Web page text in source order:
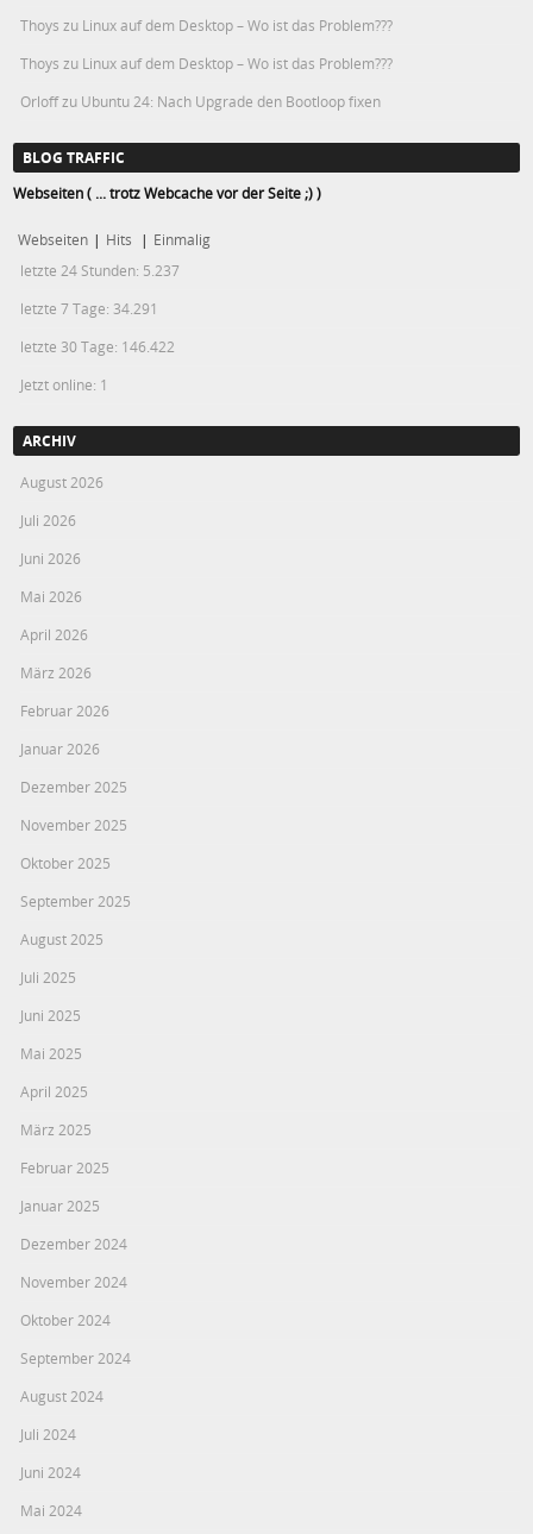
Thoys zu Linux auf dem Desktop – Wo ist das Problem???
Thoys zu Linux auf dem Desktop – Wo ist das Problem???
Orloffzu Ubuntu 24: Nach Upgrade den Bootloop fixen
BLOG TRAFFIC
Webseiten ( ... trotz Webcache vor der Seite ;) )
Webseiten | Hits | Einmalig
letzte 24 Stunden: 5.237
letzte 7 Tage: 34.291
letzte 30 Tage: 146.422
Jetzt online: 1
ARCHIV
August 2026
Juli 2026
Juni 2026
Mai 2026
April 2026
März 2026
Februar 2026
Januar 2026
Dezember 2025
November 2025
Oktober 2025
September 2025
August 2025
Juli 2025
Juni 2025
Mai 2025
April 2025
März 2025
Februar 2025
Januar 2025
Dezember 2024
November 2024
Oktober 2024
September 2024
August 2024
Juli 2024
Juni 2024
Mai 2024